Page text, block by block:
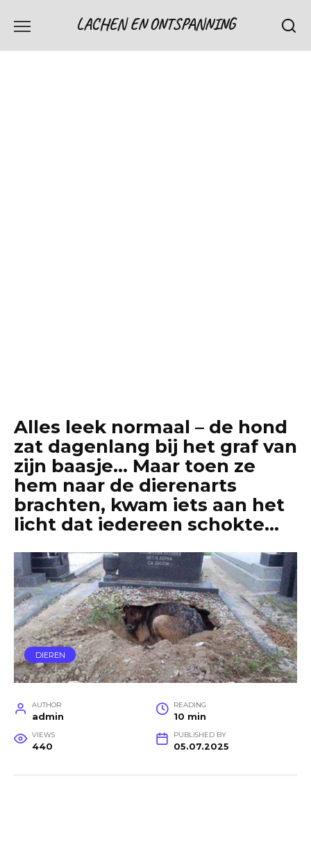
LACHEN EN ONTSPANNING
Alles leek normaal – de hond
zat dagenlang bij het graf van
zijn baasje… Maar toen ze
hem naar de dierenarts
brachten, kwam iets aan het
licht dat iedereen schokte…
DIEREN
AUTHOR
admin
READING
10 min
VIEWS
440
PUBLISHED BY
05.07.2025